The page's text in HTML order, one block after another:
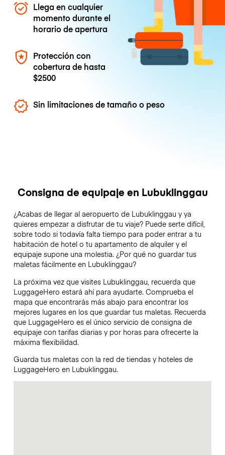
Llega en cualquier
momento durante el
horario de apertura
Protección con
cobertura de hasta
$2500
Sin limitaciones de tamaño o peso
Consigna de equipaje en Lubuklinggau
¿Acabas de llegar al aeropuerto de Lubuklinggau y ya
quieres empezar a disfrutar de tu viaje? Puede serte difícil,
sobre todo si todavía falta tiempo para poder entrar a tu
habitación de hotel o tu apartamento de alquiler y el
equipaje supone una molestia. ¿Por qué no guardar tus
maletas fácilmente en Lubuklinggau?
La próxima vez que visites Lubuklinggau, recuerda que
LuggageHero estará ahí para ayudarte. Comprueba el
mapa que encontrarás más abajo para encontrar los
mejores lugares en los que guardar tus maletas. Recuerda
que LuggageHero es el único servicio de consigna de
equipaje con tarifas diarias y por horas para ofrecerte la
máxima flexibilidad.
Guarda tus maletas con la red de tiendas y hoteles de
LuggageHero en Lubuklinggau.